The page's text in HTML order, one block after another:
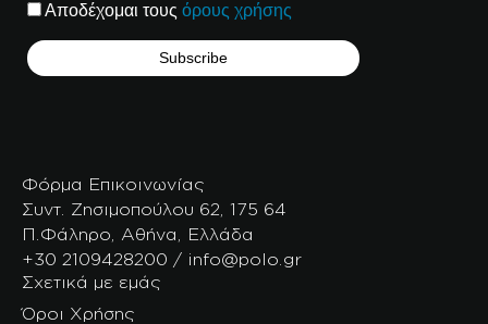
Αποδέχομαι τους όρους χρήσης
Φόρμα Επικοινωνίας
Συντ. Ζησιμοπούλου 62, 175 64
Π.Φάληρο, Αθήνα, Ελλάδα
+30 2109428200 / info@polo.gr
Σχετικά με εμάς
Όροι Χρήσης